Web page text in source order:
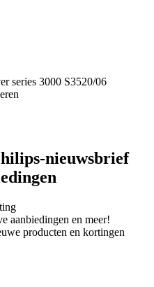
series 3000 S3520/06
nieuwsbrief
aanbiedingen en meer!
producten en kortingen